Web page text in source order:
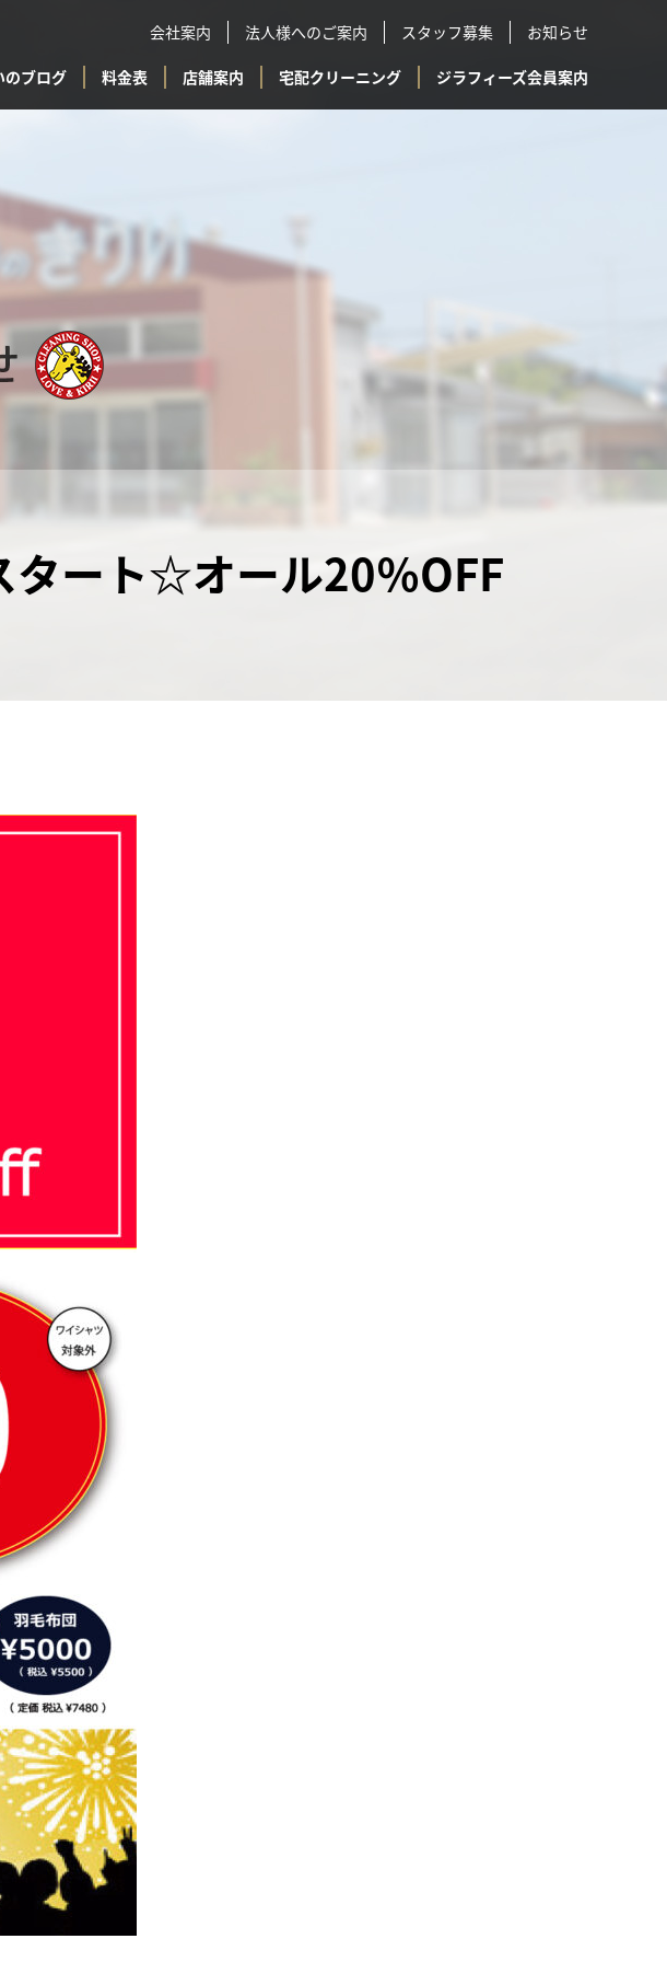
会社案内 法人様へのご案内 スタッフ募集 お知らせ
のブログ 料金表 店舗案内 宅配クリーニング ジラフィーズ会員案内
ート☆オール20％OFF